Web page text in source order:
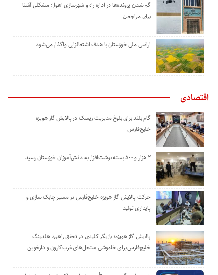
گم شدن پرونده‌ها در اداره راه و شهرسازی اهواز؛ مشکلی آشنا
برای مراجعان
اراضی ملی خوزستان با هدف اشتغالزایی واگذار می‌شود
اقتصادی
گام بلند برای بلوغ مدیریت ریسک در پالایش گاز هویزه
خلیج‌فارس
۲ هزار و ۵۰۰ بسته نوشت‌افزار به دانش‌آموزان خوزستان رسید
حرکت پالایش گاز هویزه خلیج‌فارس در مسیر چابک سازی و
پایداری تولید
پالایش گاز هویزه؛ بازیگر کلیدی در تحقق راهبرد هلدینگ
خلیج‌فارس برای خاموشی مشعل‌های غرب‌کارون و دارخوین